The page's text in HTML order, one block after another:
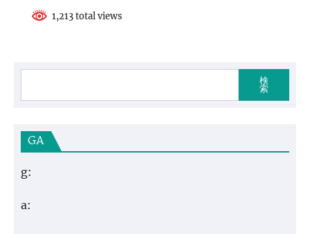
1,213 total views
検
索
GA
g:
a: